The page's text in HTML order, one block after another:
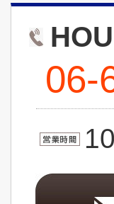
06-